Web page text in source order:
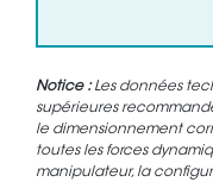
Notice :Les données
supérieures
le dimensionnement
toutes les forces
manipulateur, la